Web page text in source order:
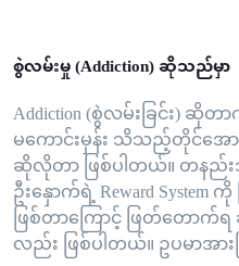
စွဲလမ်းမှု (Addiction) ဆိုသည်မှာ
Addiction (စွဲလမ်းခြင်း)
မကောင်းမှန်း သိသည့်တိုင်အ
ဆိုလိုတာ ဖြစ်ပါတယ်။ တနည်း
ဦးနှောက်ရဲ့ Reward System
ဖြစ်တာကြောင့် ဖြတ်တော
လည်း ဖြစ်ပါတယ်။ ဥပမာအား